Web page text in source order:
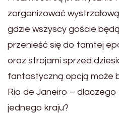
zorganizować
gdzie wszyscy goście
przenieść się do tamtej
oraz strojami sprzed
fantastyczną opcją może
Rio de Janeiro –
jednego kraju?